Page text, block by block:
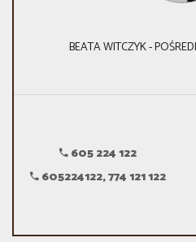
BEATA WITCZYK -
605 224 122
605224122, 774 121 122